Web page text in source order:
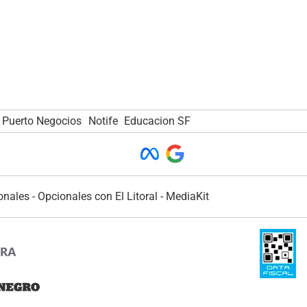
Puerto Negocios Notife Educacion SF
- Opcionales con El Litoral - MediaKit